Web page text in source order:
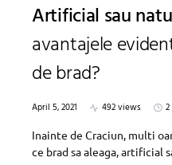
Artificial sau
avantajele
de brad?
April 5, 2021 492 views
Inainte de Craciun, multi
ce brad sa aleaga, artificial